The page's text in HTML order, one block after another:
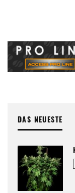
DAS NEUESTE